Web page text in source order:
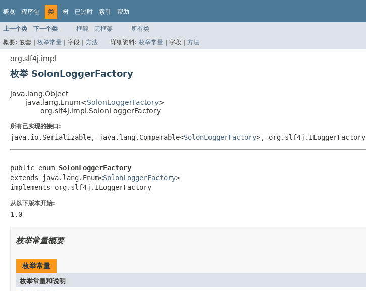
概览 程序包 类 树 已过时 索引 帮助
上一个类 下一个类 框架 无框架
所有类
概要: 嵌套 | 枚举常量 | 字段 | 方法 详细资料: 枚举常量 | 字段 | 方法
org.slf4j.impl
枚举 SolonLoggerFactory
java.lang.Object
java.lang.Enum<SolonLoggerFactory>
org.slf4j.impl.SolonLoggerFactory
所有已实现的接口:
java.io.Serializable, java.lang.Comparable<SolonLoggerFactory>, org.slf4j.ILoggerFactory
public enum SolonLoggerFactory
extends java.lang.Enum<SolonLoggerFactory>
implements org.slf4j.ILoggerFactory
从以下版本开始:
1.0
枚举常量概要
枚举常量
枚举常量和说明